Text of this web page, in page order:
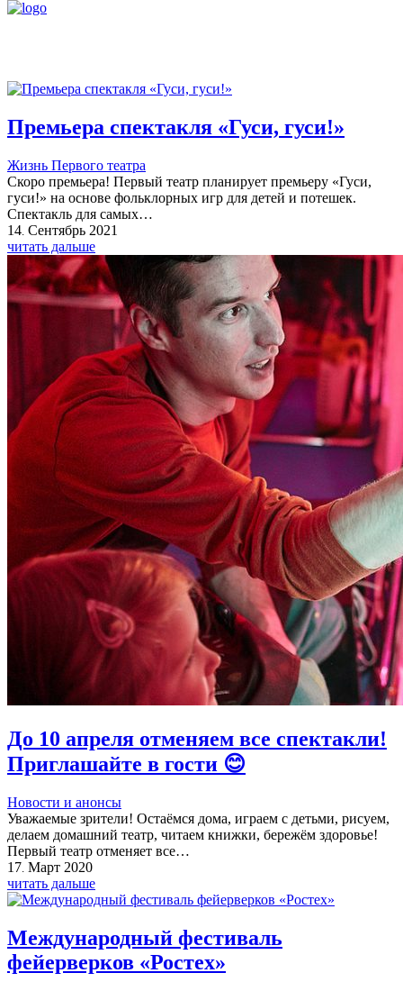
Премьера спектакля «Гуси, гуси!»
Жизнь Первого театра
Скоро премьера! Первый театр планирует премьеру «Гуси,
гуси!» на основе фольклорных игр для детей и потешек.
Спектакль для самых…
14 Сентябрь 2021
читать дальше
До 10 апреля отменяем все спектакли!
Приглашайте в гости 😊
Новости и анонсы
Уважаемые зрители! Остаёмся дома, играем с детьми, рисуем,
делаем домашний театр, читаем книжки, бережём здоровье!
Первый театр отменяет все…
17 Март 2020
читать дальше
Международный фестиваль
фейерверков «Ростех»